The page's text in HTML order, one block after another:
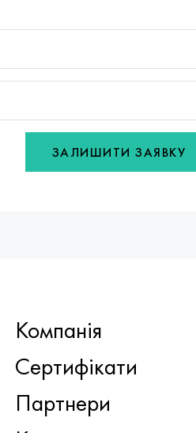
ЗАЛИШИТИ ЗАЯВКУ
Компанія
Сертифікати
Партнери